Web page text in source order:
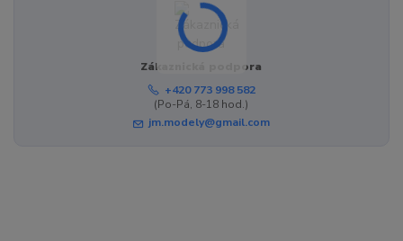
Zákaznická podpora
+420 773 998 582
(Po-Pá, 8-18 hod.)
jm.modely@gmail.com